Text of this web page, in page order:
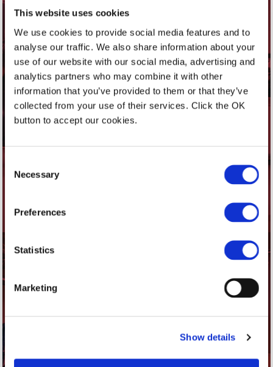
This website uses cookies
We use cookies to provide social media features and to
analyse our traffic. We also share information about your
use of our website with our social media, advertising and
analytics partners who may combine it with other
information that you’ve provided to them or that they’ve
collected from your use of their services. Click the OK
button to accept our cookies.
Selection
Necessary
Preferences
Statistics
Marketing
Show details
LIGNA 2025
LIGNA 2025 - HALL 013 - STAND G65
26 - 30 MAY 2025 - HANNOVER -